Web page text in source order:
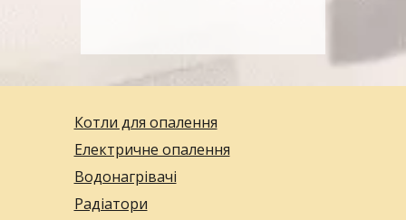
Котли для опалення
Електричне опалення
Водонагрівачі
Радіатори